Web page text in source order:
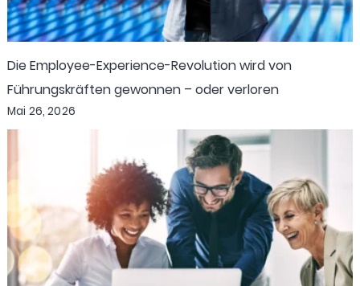
Die Employee-Experience-Revolution wird von
Führungskräften gewonnen – oder verloren
Mai 26, 2026